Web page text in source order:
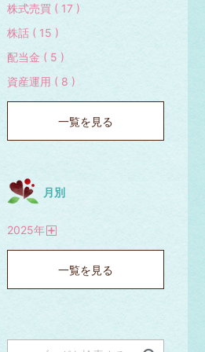
株式売買 ( 17 )
株話 ( 15 )
配当金 ( 5 )
資産運用 ( 8 )
一覧を見る
月別
2025年
一覧を見る